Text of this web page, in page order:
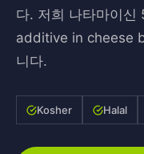
다. 저희 나타마이
additive in cheese
니다.
Kosher Halal